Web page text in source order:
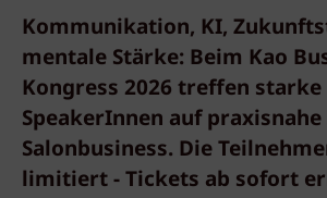
Kommunikation, KI,
mentale Stärke: Beim Kao
Kongress 2026 treffen starke
SpeakerInnen auf
Salonbusiness. Die
limitiert - Tickets ab sofort